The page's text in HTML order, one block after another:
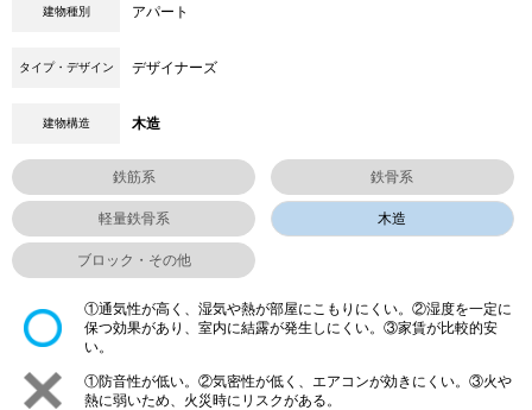
建物種別 アパート
タイプ・デザイン デザイナーズ
建物構造 木造
鉄筋系 鉄骨系
軽量鉄骨系 木造
ブロック・その他
①通気性が高く、湿気や熱が部屋にこもりにくい。②湿度を一定に
保つ効果があり、室内に結露が発生しにくい。③家賃が比較的安
い。
①防音性が低い。②気密性が低く、エアコンが効きにくい。③火や
熱に弱いため、火災時にリスクがある。